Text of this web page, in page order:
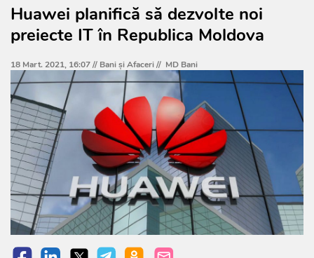
Huawei planifică să dezvolte noi
preiecte IT în Republica Moldova
18 Mart. 2021, 16:07 // Bani și Afaceri// MD Bani